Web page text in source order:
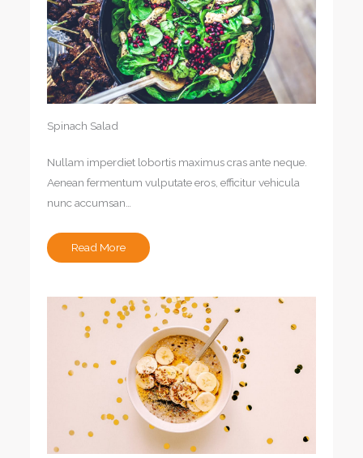
Spinach Salad
Nullam imperdiet lobortis maximus cras ante neque.
Aenean fermentum vulputate eros, efficitur vehicula
nunc accumsan…
Read More